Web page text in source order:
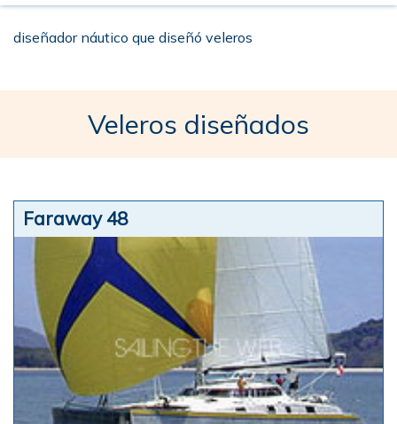
diseñador náutico que diseñó veleros
Veleros diseñados
Faraway 48